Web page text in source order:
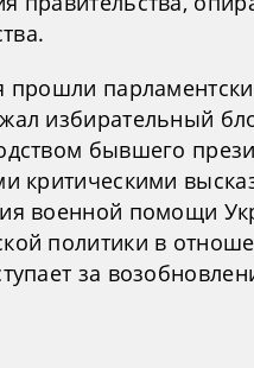
прошли
избирательный
бывшего
критическими
военной помощи
политики в
за